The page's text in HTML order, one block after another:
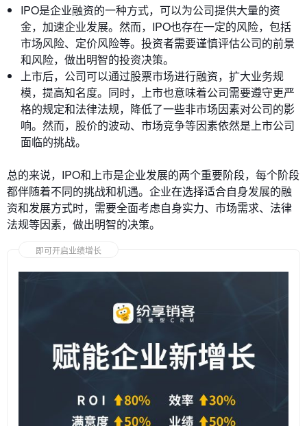
IPO是企业融资的一种方式，可以为公司提供大量的资
金，加速企业发展。然而，IPO也存在一定的风险，包括
市场风险、定价风险等。投资者需要谨慎评估公司的前景
和风险，做出明智的投资决策。
上市后，公司可以通过股票市场进行融资，扩大业务规
模，提高知名度。同时，上市也意味着公司需要遵守更严
格的规定和法律法规，降低了一些非市场因素对公司的影
响。然而，股价的波动、市场竞争等因素依然是上市公司
面临的挑战。
总的来说，IPO和上市是企业发展的两个重要阶段，每个阶段
都伴随着不同的挑战和机遇。企业在选择适合自身发展的融
资和发展方式时，需要全面考虑自身实力、市场需求、法律
法规等因素，做出明智的决策。
即可开启业绩增长